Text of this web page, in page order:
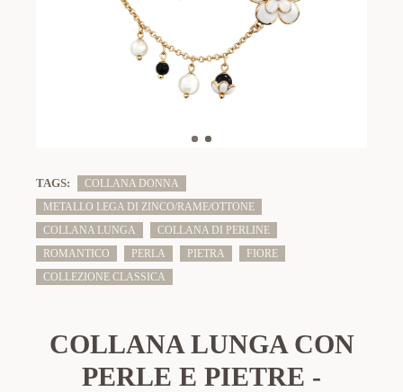
TAGS:
COLLANA DONNA
METALLO LEGA DI ZINCO/RAME/OTTONE
COLLANA LUNGA
COLLANA DI PERLINE
ROMANTICO
PERLA PIETRA
FIORE
COLLEZIONE CLASSICA
COLLANA LUNGA CON
PERLE E PIETRE -